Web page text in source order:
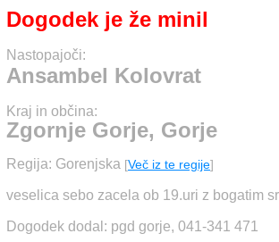
Dogodek je že minil
Nastopajoči:
Ansambel Kolovrat
Kraj in občina:
Zgornje Gorje, Gorje
Regija: Gorenjska [Več iz te regije]
veselica sebo zacela ob 19.uri z bogatim
Dogodek dodal: pgd gorje, 041-341 471